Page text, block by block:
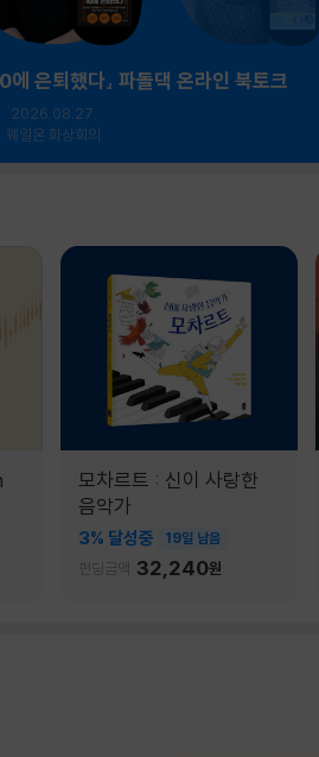
에 은퇴했다』 파돌댁 온라인 북토크
2026.08.27.
웨일온 화상회의
모차르트 : 신이 사랑한
음악가
3% 달성중 19일 남음
펀딩금액 32,240원